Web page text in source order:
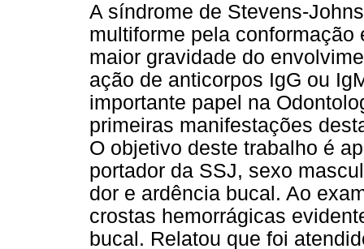
A síndrome de Stevens-
multiforme pela
maior gravidade do
ação de anticorpos IgG ou
importante papel na
primeiras manifestações
O objetivo deste trabalho é
portador da SSJ, sexo
dor e ardência bucal. Ao
crostas hemorrágicas
bucal. Relatou que foi